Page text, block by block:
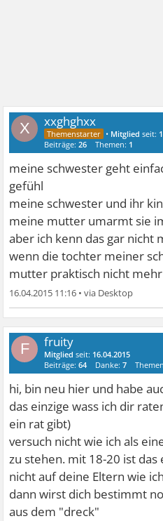
X xxghghxx
• Mitglied seit:
Beiträge:26 Themen: 1
meine schwester geht
gefühl
meine schwester und ihr
meine mutter umarmt sie
aber ich kenn das gar nicht
wenn die tochter meiner
mutter praktisch nicht
16.04.2015 11:16 •
F fruity
Mitglied seit: 16.04.2015
Beiträge:64 Danke:7
hi, bin neu hier und habe
das einzige wass ich dir
ein rat gibt)
versuch nicht wie ich als
zu stehen. mit 18-20 ist das
nicht auf deine Eltern wie
dann wirst dich bestimmt
aus dem "dreck"